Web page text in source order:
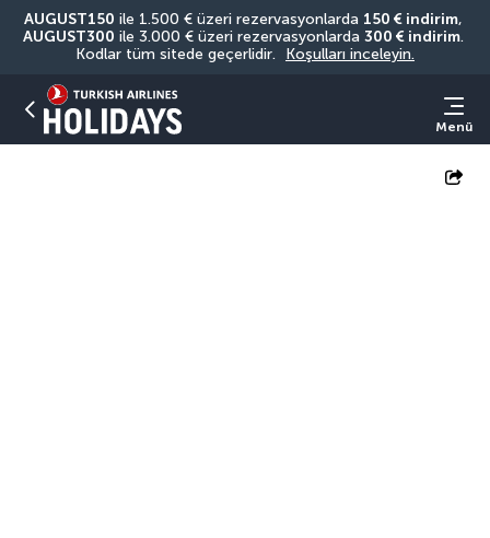
AUGUST150 ile 1.500 € üzeri rezervasyonlarda 150 € indirim
AUGUST300 ile 3.000 € üzeri rezervasyonlarda 300 € indirim.
Kodlar tüm sitede geçerlidir.
Koşulları inceleyin.
Menü